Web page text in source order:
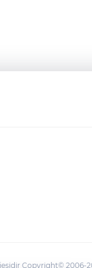
Copyright© 2006-